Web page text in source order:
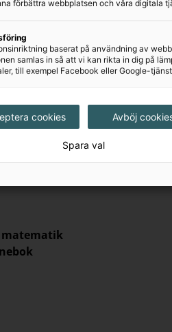
1A, upplaga 2
matematik
förbättra webbplatsen och våra digitala
baserat på användning av
samlas in så att vi kan rikta in dig på
till exempel Facebook eller Google-
cookies Avböj
Spara val